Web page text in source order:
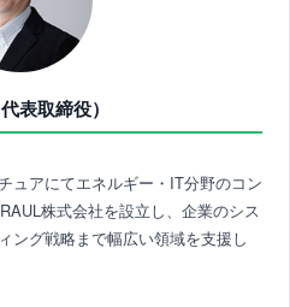
表取締役）
ュアにてエネルギー・IT分野のコン
株式会社を設立し、企業のシス
ング戦略まで幅広い領域を支援し